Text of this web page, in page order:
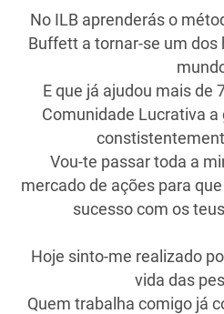
No ILB aprenderás o
Buffett a tornar-se um
E que já ajudou mais de
Comunidade Lucrativa
Vou-te passar toda a
mercado de ações para
sucesso com os
Hoje sinto-me realizado
vida das
Quem trabalha comigo já